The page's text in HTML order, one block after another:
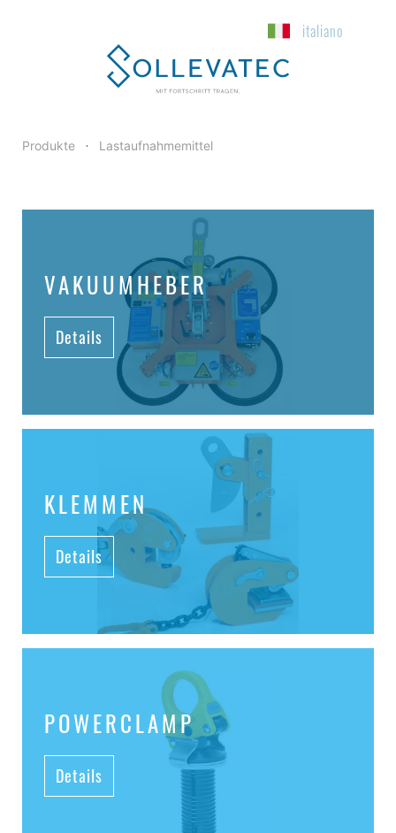
italiano
Produkte • Lastaufnahmemittel
VAKUUMHEBER
Details
KLEMMEN
Details
POWERCLAMP
Details